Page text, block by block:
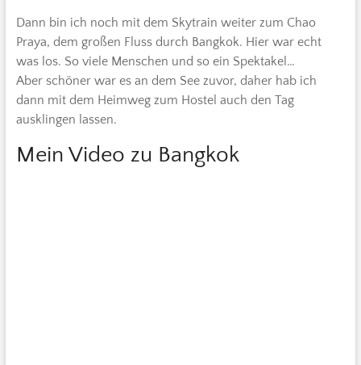
Dann bin ich noch mit dem Skytrain weiter zum Chao
Praya, dem großen Fluss durch Bangkok. Hier war echt
was los. So viele Menschen und so ein Spektakel…
Aber schöner war es an dem See zuvor, daher hab ich
dann mit dem Heimweg zum Hostel auch den Tag
ausklingen lassen.
Mein Video zu Bangkok